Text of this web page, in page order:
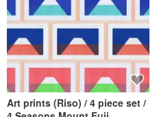
Art prints (Riso) / 4 piece set /